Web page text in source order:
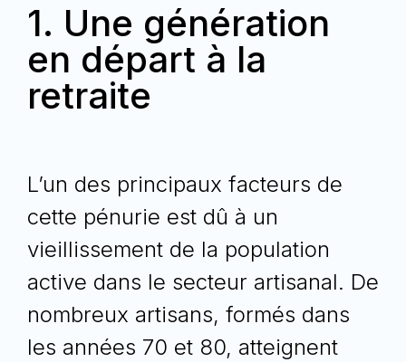
1. Une génération
en départ à la
retraite
L’un des principaux facteurs de
cette pénurie est dû à un
vieillissement de la population
active dans le secteur artisanal. De
nombreux artisans, formés dans
les années 70 et 80, atteignent